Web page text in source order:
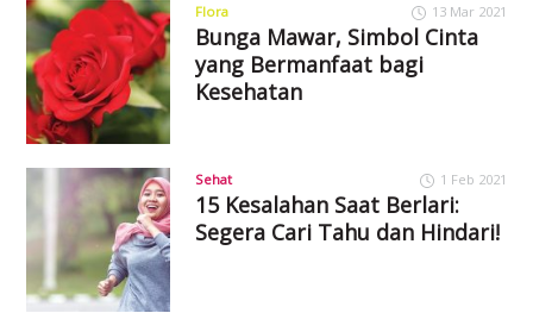
Flora 13 Mar 2021
Bunga Mawar, Simbol Cinta
yang Bermanfaat bagi
Kesehatan
Sehat 1 Feb 2021
15 Kesalahan Saat Berlari:
Segera Cari Tahu dan Hindari!